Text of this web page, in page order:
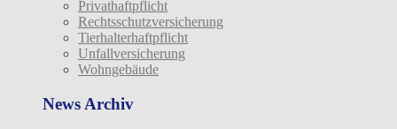
Privathaftpflicht
Rechtsschutzversicherung
Tierhalterhaftpflicht
Unfallversicherung
Wohngebäude
News Archiv